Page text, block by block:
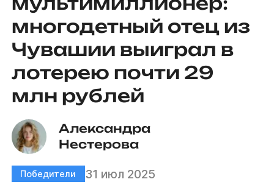
многодетный отец из
Чувашии выиграл в
лотерею почти 29
млн рублей
Александра
Нестерова
Победители
31 июл 2025